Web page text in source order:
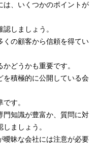
は、いくつかのポイントが
しましょう。
くの顧客から信頼を得てい
どうかも重要です。
を積極的に公開している会
す。
門知識が豊富か、質問に対
ましょう。
曖昧な会社には注意が必要